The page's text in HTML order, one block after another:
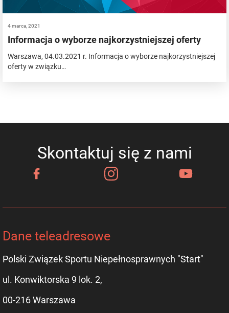
4 marca, 2021
Informacja o wyborze najkorzystniejszej oferty
Warszawa, 04.03.2021 r. Informacja o wyborze najkorzystniejszej
oferty w związku…
Skontaktuj się z nami
Dane teleadresowe
Polski Związek Sportu Niepełnosprawnych "Start"
ul. Konwiktorska 9 lok. 2,
00-216 Warszawa